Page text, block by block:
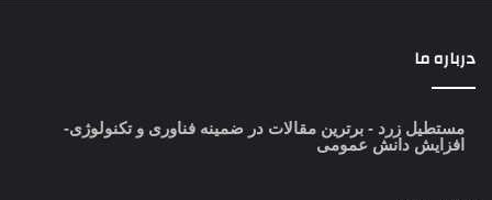
درباره ما
مستطیل زرد - برترین مقالات در ضمینه فناوری و تکنولوژی-
افزایش دانش عمومی